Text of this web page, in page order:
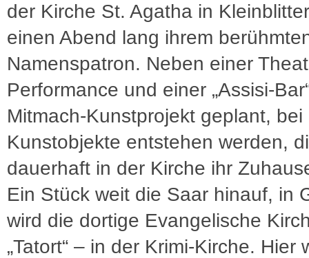
der Kirche St. Agatha in
einen Abend lang ihrem
Namenspatron. Neben einer
Performance und einer „Assisi-
Mitmach-Kunstprojekt geplant, bei
Kunstobjekte entstehen werden,
dauerhaft in der Kirche ihr
Ein Stück weit die Saar hinauf, in
wird die dortige Evangelische
„Tatort“ – in der Krimi-Kirche. Hier